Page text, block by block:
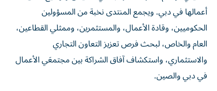
أعمالها في دبي. ويجمع المنتدى نخبة من المسؤولين
الحكوميين، وقادة الأعمال، والمستثمرين، وممثلي القطاعين،
العام والخاص، لبحث فرص تعزيز التعاون التجاري
والاستثماري، واستكشاف آفاق الشراكة بين مجتمعَي الأعمال
في دبي والصين.